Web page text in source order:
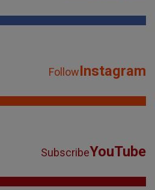
FollowInstagram
SubscribeYouTube